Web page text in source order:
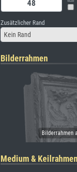
Zusätzlicher Rand
Kein Rand
Bilderrahmen
Medium & Keilrahmen